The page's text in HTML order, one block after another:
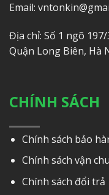
Email:
Địa chỉ: Số 1 ngõ
Quận Long Biên, Hà
CHÍNH SÁCH
Chính sách bảo
Chính sách vận
Chính sách đổi trả